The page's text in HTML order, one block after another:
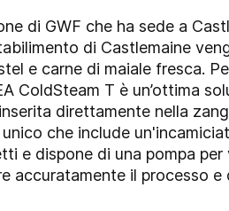
di GWF che ha sede a
di Castlemaine
e carne di maiale fresca.
ColdSteam T è un’ottima
direttamente nella
che include
e dispone di una pompa
accuratamente il processo